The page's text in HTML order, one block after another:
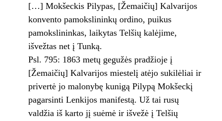
[…] Mokšeckis Pilypas, [Žemaičių] Kalvarijos
konvento pamokslininkų ordino, puikus
pamokslininkas, laikytas Telšių kalėjime,
išvežtas net į Tunką.
Psl. 795: 1863 metų gegužės pradžioje į
[Žemaičių] Kalvarijos miestelį atėjo sukilėliai ir
privertė jo malonybę kunigą Pilypą Mokšeckį
pagarsinti Lenkijos manifestą. Už tai rusų
valdžia iš karto jį suėmė ir išvežė į Telšių